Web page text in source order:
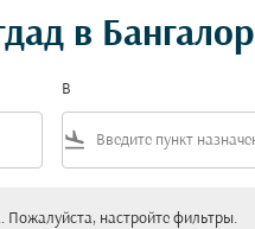
в Бангалор
В
flight_land
Пожалуйста, настройте фильтры.